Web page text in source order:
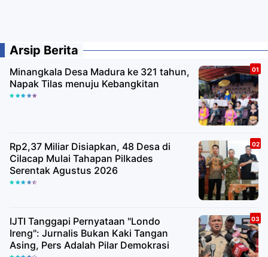
Arsip Berita
Minangkala Desa Madura ke 321 tahun,
Napak Tilas menuju Kebangkitan
Rp2,37 Miliar Disiapkan, 48 Desa di
Cilacap Mulai Tahapan Pilkades
Serentak Agustus 2026
IJTI Tanggapi Pernyataan "Londo
Ireng": Jurnalis Bukan Kaki Tangan
Asing, Pers Adalah Pilar Demokrasi